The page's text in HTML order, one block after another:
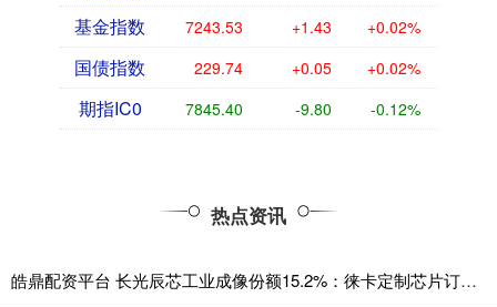
基金指数 7243.53 +1.43 +0.02%
国债指数 229.74 +0.05 +0.02%
期指IC0 7845.40 -9.80 -0.12%
热点资讯
皓鼎配资平台 长光辰芯工业成像份额15.2%：徕卡定制芯片订单为何花落它家